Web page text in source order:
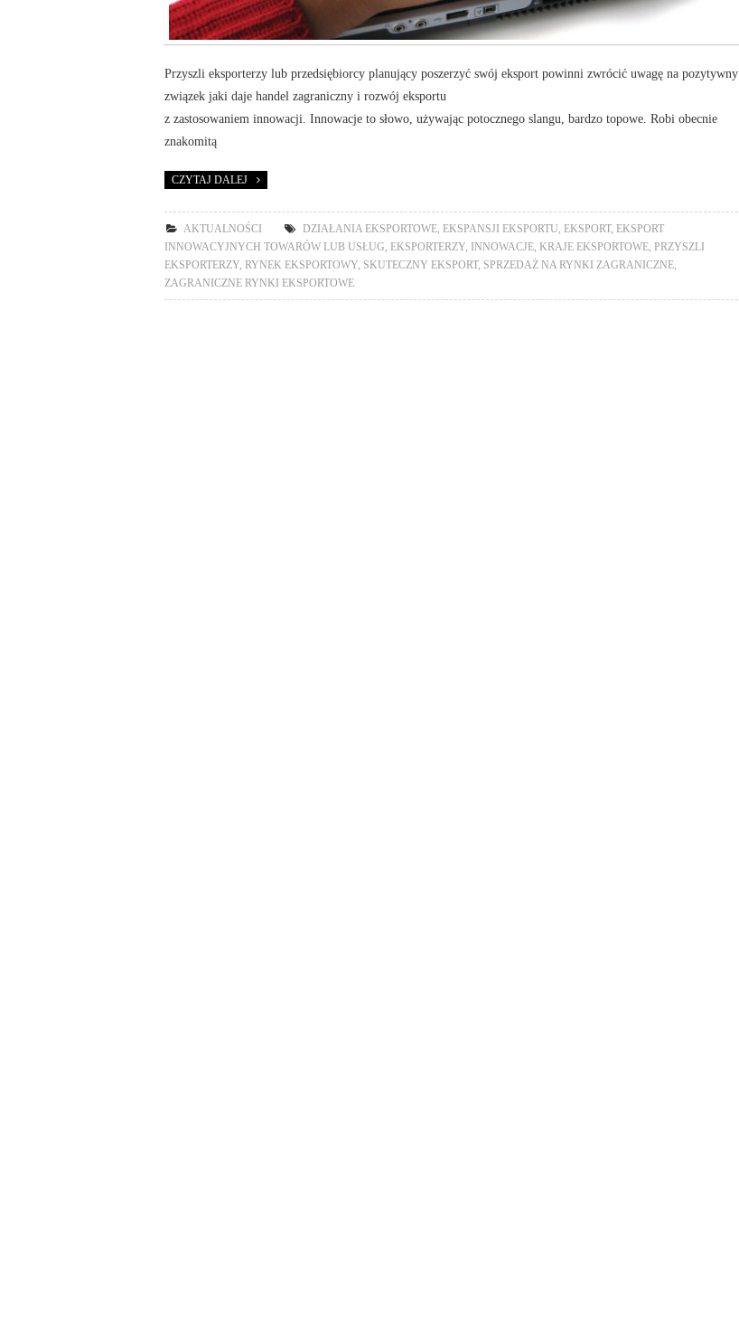
Przyszli eksporterzy lub przedsiębiorcy planujący poszerzyć swój eksport powinni zwrócić uwagę na pozytywny
związek jaki daje handel zagraniczny i rozwój eksportu
z zastosowaniem innowacji. Innowacje to słowo, używając potocznego slangu, bardzo topowe. Robi obecnie
znakomitą
CZYTAJ DALEJ
AKTUALNOŚCI DZIAŁANIA EKSPORTOWE, EKSPANSJI EKSPORTU EKSPORT, EKSPORT
INNOWACYJNYCH TOWARÓW LUB USŁUG EKSPORTERZY INNOWACJE KRAJE EKSPORTOWE PRZYSZLI
EKSPORTERZY RYNEK EKSPORTOWY SKUTECZNY EKSPORT, SPRZEDAŻ NA RYNKI ZAGRANICZNE
ZAGRANICZNE RYNKI EKSPORTOWE